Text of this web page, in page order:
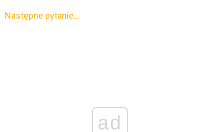
Następne pytanie…
ad